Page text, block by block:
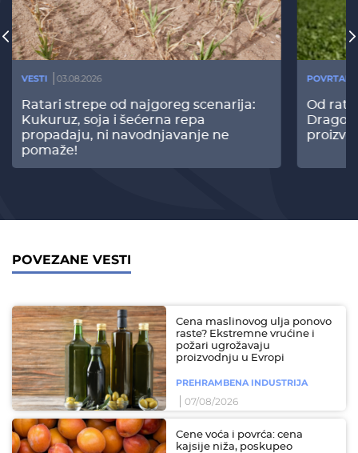
VESTI 03.08.2026
Ratari strepe od najgoreg scenarija:
Kukuruz, soja i šećerna repa
propadaju, ni navodnjavanje ne
pomaže!
Od
POVEZANE VESTI
Cena maslinovog ulja ponovo
raste? Ekstremne vrućine i
požari ugrožavaju
proizvodnju u Evropi
PREHRAMBENA INDUSTRIJA
07/08/2026
Cene voća i povrća: cena
kajsije niža, poskupeo